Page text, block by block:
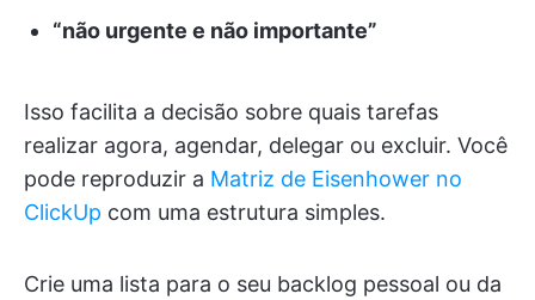
“não urgente e não importante”
Isso facilita a decisão sobre quais tarefas
realizar agora, agendar, delegar ou excluir. Você
pode reproduzir a Matriz de Eisenhower no
ClickUp com uma estrutura simples.
Crie uma lista para o seu backlog pessoal ou da